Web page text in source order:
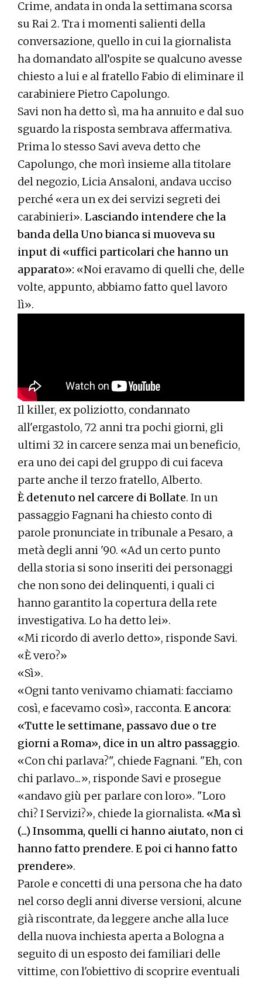
Crime, andata in onda la settimana scorsa
su Rai 2. Tra i momenti salienti della
conversazione, quello in cui la giornalista
ha domandato all’ospite se qualcuno avesse
chiesto a lui e al fratello Fabio di eliminare il
carabiniere Pietro Capolungo.
Savi non ha detto sì, ma ha annuito e dal suo
sguardo la risposta sembrava affermativa.
Prima lo stesso Savi aveva detto che
Capolungo, che morì insieme alla titolare
del negozio, Licia Ansaloni, andava ucciso
perché «era un ex dei servizi segreti dei
carabinieri». Lasciando intendere che la
banda della Uno bianca si muoveva su
input di «uffici particolari che hanno un
apparato»: «Noi eravamo di quelli che, delle
volte, appunto, abbiamo fatto quel lavoro
lì».
Il killer, ex poliziotto, condannato
all'ergastolo, 72 anni tra pochi giorni, gli
ultimi 32 in carcere senza mai un beneficio,
era uno dei capi del gruppo di cui faceva
parte anche il terzo fratello, Alberto.
È detenuto nel carcere di Bollate. In un
passaggio Fagnani ha chiesto conto di
parole pronunciate in tribunale a Pesaro, a
metà degli anni '90. «Ad un certo punto
della storia si sono inseriti dei personaggi
che non sono dei delinquenti, i quali ci
hanno garantito la copertura della rete
investigativa. Lo ha detto lei».
«Mi ricordo di averlo detto», risponde Savi.
«È vero?»
«Sì».
«Ogni tanto venivamo chiamati: facciamo
così, e facevamo così», racconta. E ancora:
«Tutte le settimane, passavo due o tre
giorni a Roma», dice in un altro passaggio.
«Con chi parlava?", chiede Fagnani. "Eh, con
chi parlavo...», risponde Savi e prosegue
«andavo giù per parlare con loro». "Loro
chi? I Servizi?», chiede la giornalista. «Ma sì
(...) Insomma, quelli ci hanno aiutato, non ci
hanno fatto prendere. E poi ci hanno fatto
prendere».
Parole e concetti di una persona che ha dato
nel corso degli anni diverse versioni, alcune
già riscontrate, da leggere anche alla luce
della nuova inchiesta aperta a Bologna a
seguito di un esposto dei familiari delle
vittime, con l'obiettivo di scoprire eventuali